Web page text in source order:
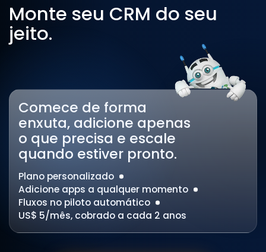
Monte seu CRM do seu
jeito.
Comece de forma
enxuta, adicione apenas
o que precisa e escale
quando estiver pronto.
Plano personalizado
Adicione apps a qualquer momento
Fluxos no piloto automático
US$ 5/mês, cobrado a cada 2 anos